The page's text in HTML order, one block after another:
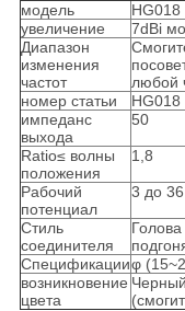
модель
HG018
увеличение
7dBi
Диапазон
изменения
частот
любой
номер статьи
HG018
импеданс
выхода
50
Ratio≤ волны
положения
1,8
Рабочий
потенциал
3 до 36
Стиль
соединителя
Спецификацииφ
возникновение
цвета